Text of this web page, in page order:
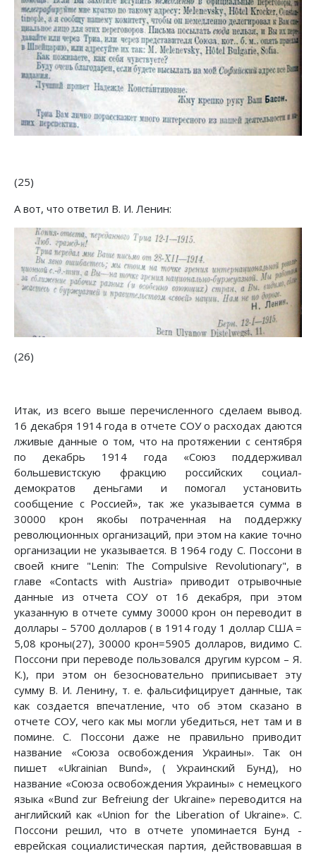
(25)
А вот, что ответил В. И. Ленин:
(26)
Итак, из всего выше перечисленного сделаем вывод.
16 декабря 1914 года в отчете СОУ о расходах даются
лживые данные о том, что на протяжении с сентября
по декабрь 1914 года «Союз поддерживал
большевистскую фракцию российских социал-
демократов деньгами и помогал установить
сообщение с Россией», так же указывается сумма в
30000 крон якобы потраченная на поддержку
революционных организаций, при этом на какие точно
организации не указывается. В 1964 году С. Поссони в
своей книге "Lenin: The Compulsive Revolutionary", в
главе «Contacts with Austria» приводит отрывочные
данные из отчета СОУ от 16 декабря, при этом
указанную в отчете сумму 30000 крон он переводит в
доллары – 5700 долларов ( в 1914 году 1 доллар США =
5,08 кроны(27), 30000 крон=5905 долларов, видимо С.
Поссони при переводе пользовался другим курсом – Я.
К.), при этом он безосновательно приписывает эту
сумму В. И. Ленину, т. е. фальсифицирует данные, так
как создается впечатление, что об этом сказано в
отчете СОУ, чего как мы могли убедиться, нет там и в
помине. С. Поссони даже не правильно приводит
название «Союза освобождения Украины». Так он
пишет «Ukrainian Bund», ( Украинский Бунд), но
название «Союза освобождения Украины» с немецкого
языка «Bund zur Befreiung der Ukraine» переводится на
английский как «Union for the Liberation of Ukraine». С.
Поссони решил, что в отчете упоминается Бунд -
еврейская социалистическая партия, действовавшая в